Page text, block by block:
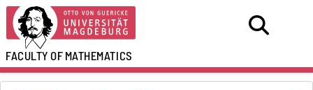
FACULTY OFMATHEMATICS